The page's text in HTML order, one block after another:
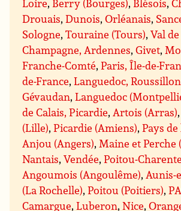
Drouais,Dunois,Orléanais,
Sologne,Touraine (Tours),Val
Champagne, Ardennes,Givet,
Franche-Comté,Paris, Île-de-
de-France,Languedoc, Roussillon
Gévaudan,Languedoc
de Calais, Picardie, Artois (Arras)
(Lille),Picardie (Amiens),Pays
Anjou (Angers), Maine et Perche
Nantais,Vendée,Poitou-
Angoumois (Angoulême), Aunis-
(La Rochelle),Poitou (Poitiers),
Camargue,Luberon,Nice,